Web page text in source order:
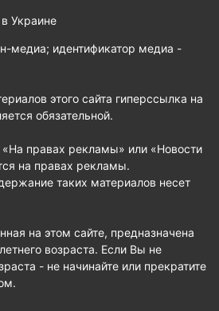
Украине
медиа; идентификатор медиа -
этого сайта гиперссылка на
обязательной.
правах рекламы» или «Новости
на правах рекламы.
таких материалов несет
на этом сайте, предназначена
возраста. Если Вы не
- не начинайте или прекратите